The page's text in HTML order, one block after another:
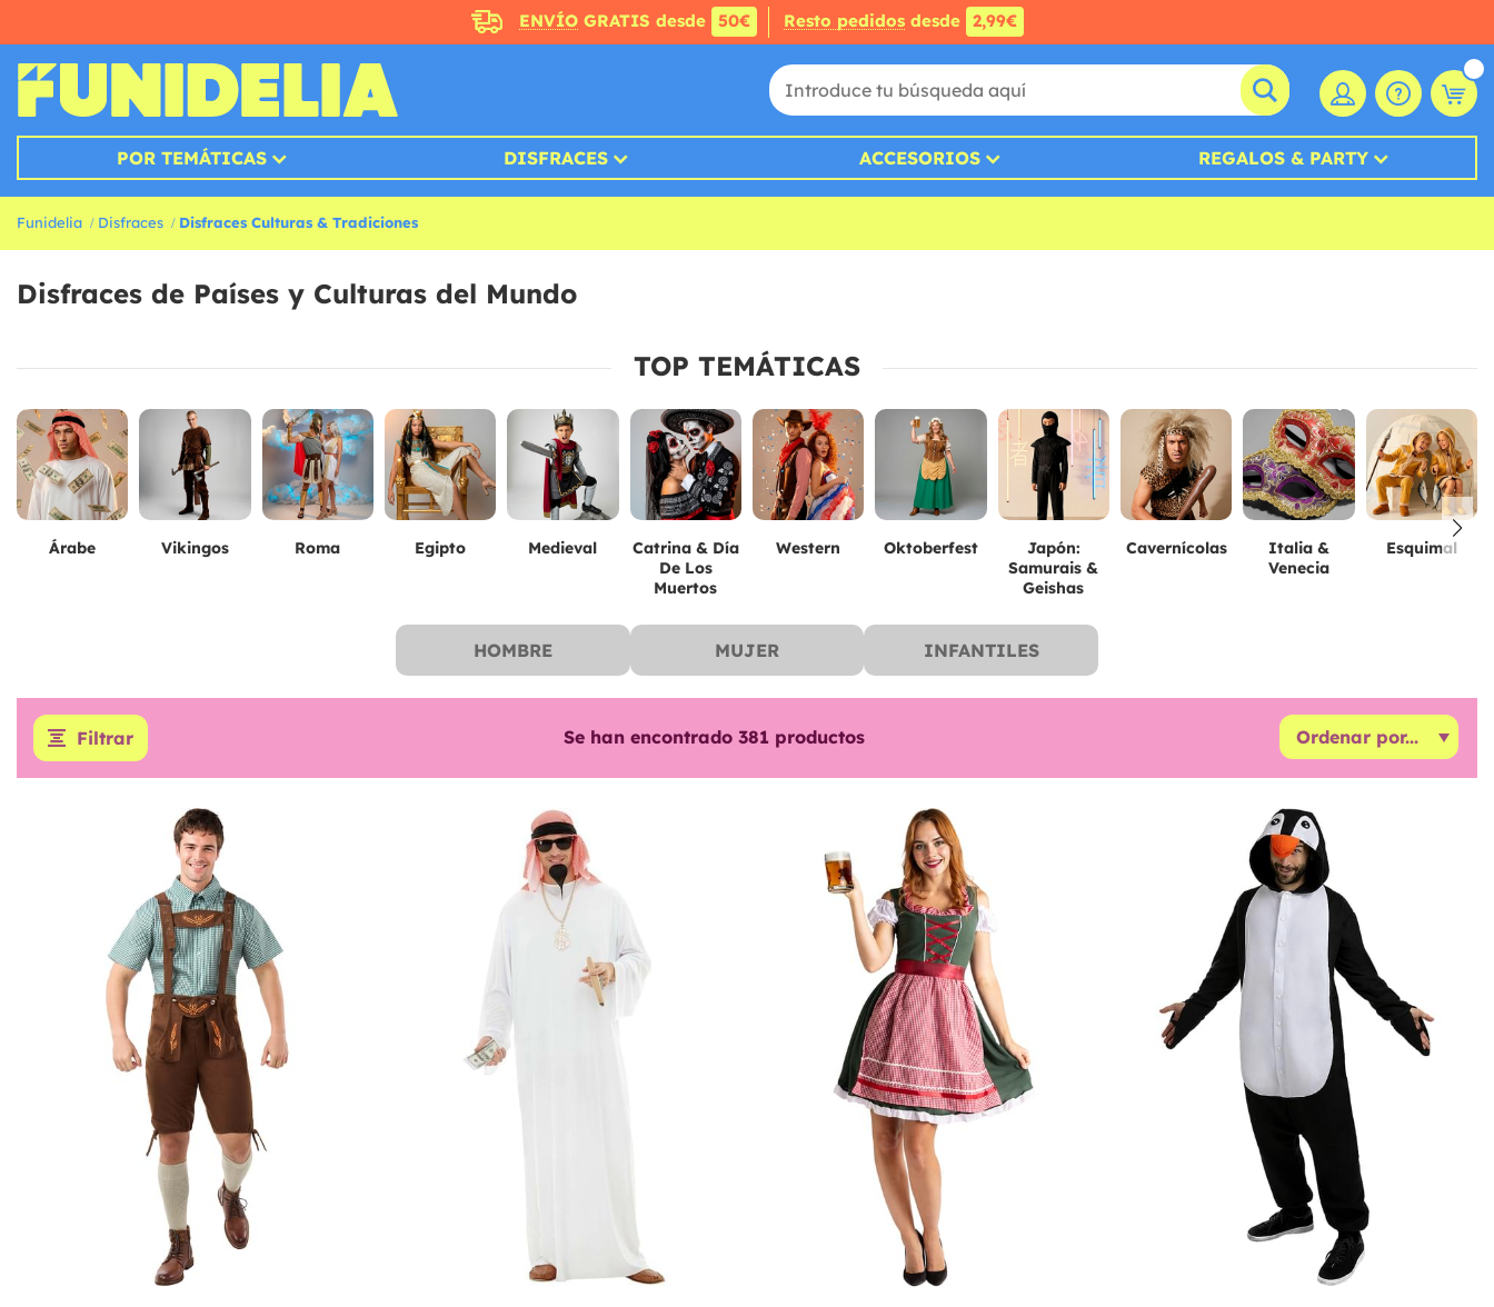
ENVÍOGRATIS desde 50€ Resto pedidosdesde 2,99€
POR TEMÁTICAS DISFRACES ACCESORIOS REGALOS & PARTY
Funidelia Disfraces Disfraces Culturas & Tradiciones
Disfraces de Países y Culturas del Mundo
TOP TEMÁTICAS
Árabe Vikingos Roma Egipto Medieval
Catrina & Día
De Los
Muertos
Western Oktoberfest
Japón:
Samurais &
Geishas
Cavernícolas
Italia &
Venecia
Esquimal
HOMBRE MUJER INFANTILES
Filtrar Se han encontrado 381 productos